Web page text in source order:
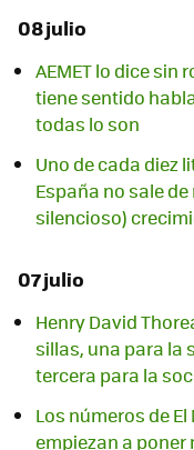
08 julio
AEMET lo dice sin
tiene sentido
todas lo son
Uno de cada diez
España no sale
silencioso)
07 julio
Henry David
sillas, una para la
tercera para la
Los números de
empiezan a